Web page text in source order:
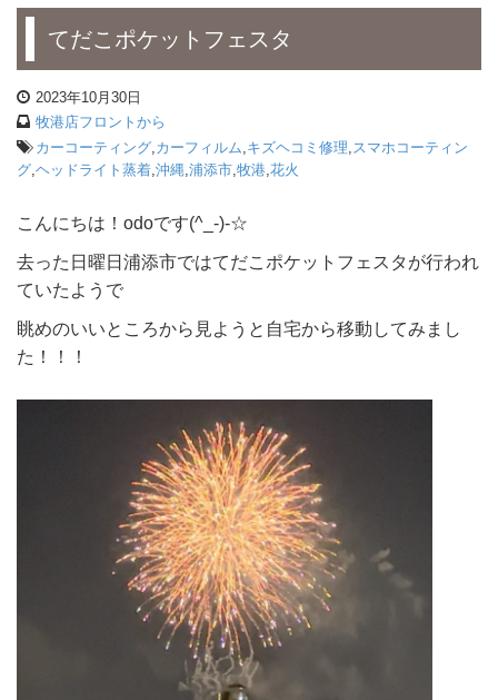
てだこポケットフェスタ
2023年10月30日
牧港店フロントから
カーコーティング カーフィルム キズヘコミ修理 スマホコーティン
グ ヘッドライト蒸着 沖縄 浦添市 牧港 花火
こんにちは！odoです(^_-)-☆
去った日曜日浦添市ではてだこポケットフェスタが行われ
ていたようで
眺めのいいところから見ようと自宅から移動してみまし
た！！！